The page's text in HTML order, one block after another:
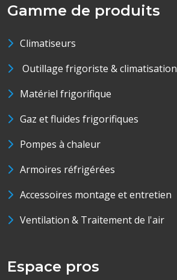
Gamme de produits
Climatiseurs
Outillage frigoriste & climatisation
Matériel frigorifique
Gaz et fluides frigorifiques
Pompes à chaleur
Armoires réfrigérées
Accessoires montage et entretien
Ventilation & Traitement de l'air
Espace pros